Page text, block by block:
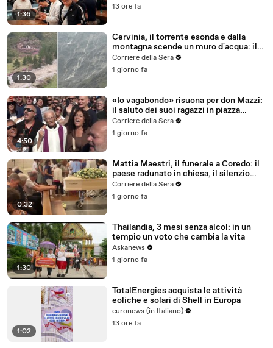
1:36
13 ore fa
1:30
Cervinia, il torrente esonda e dalla
montagna scende un muro d'acqua: il
video del nubifragio
Corriere della Sera
1 giorno fa
4:50
«Io vagabondo» risuona per don Mazzi:
il saluto dei suoi ragazzi in piazza
Sant'Ambrogio
Corriere della Sera
1 giorno fa
0:32
Mattia Maestri, il funerale a Coredo: il
paese radunato in chiesa, il silenzio
della famiglia, gli abbracci
Corriere della Sera
1 giorno fa
1:30
Thailandia, 3 mesi senza alcol: in un
tempio un voto che cambia la vita
Askanews
1 giorno fa
1:02
TotalEnergies acquista le attività
eoliche e solari di Shell in Europa
euronews (in Italiano)
13 ore fa